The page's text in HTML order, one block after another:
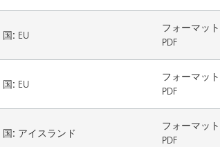
国: EU
フォーマッ
PDF
国: EU
フォーマッ
PDF
国: アイスランド
フォーマッ
PDF